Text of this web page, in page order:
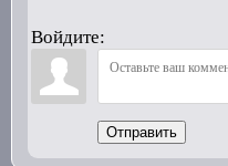
Войдите:
Отправить